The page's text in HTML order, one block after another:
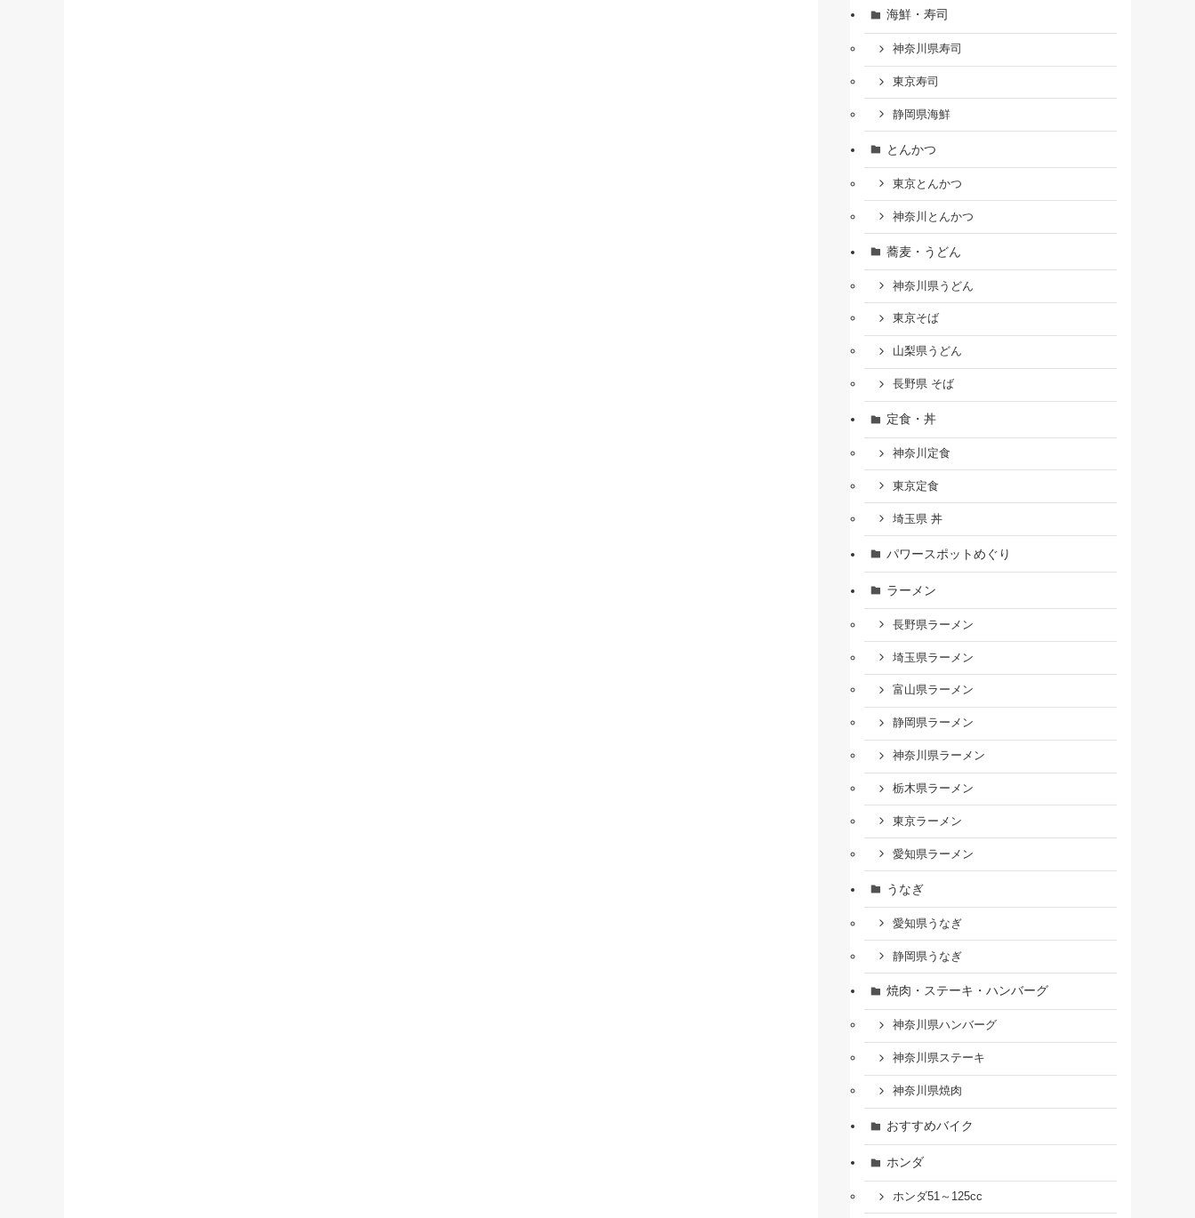
海鮮・寿司
神奈川県寿司
東京寿司
静岡県海鮮
とんかつ
東京とんかつ
神奈川とんかつ
蕎麦・うどん
神奈川県うどん
東京そば
山梨県うどん
長野県 そば
定食・丼
神奈川定食
東京定食
埼玉県 丼
パワースポットめぐり
ラーメン
長野県ラーメン
埼玉県ラーメン
富山県ラーメン
静岡県ラーメン
神奈川県ラーメン
栃木県ラーメン
東京ラーメン
愛知県ラーメン
うなぎ
愛知県うなぎ
静岡県うなぎ
焼肉・ステーキ・ハンバーグ
神奈川県ハンバーグ
神奈川県ステーキ
神奈川県焼肉
おすすめバイク
ホンダ
ホンダ51～125cc